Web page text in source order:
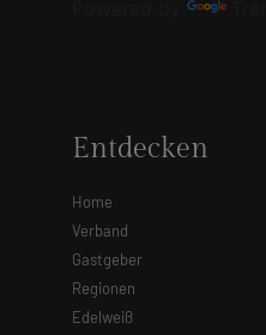
Entdecken
Home
Verband
Gastgeber
Regionen
Edelweiß